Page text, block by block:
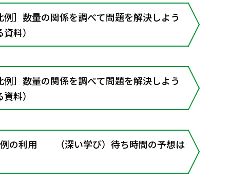
］数量の関係を調べて問題を解決しよう
料）
］数量の関係を調べて問題を解決しよう
料）
の利用 （深い学び）待ち時間の予想は